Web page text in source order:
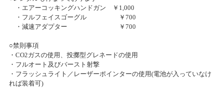
ドリフトイベント「トライアルD in札幌」開催！
2023/10/29(日)～2023/10/29(日)
カテゴリ：ラジコン
T.D.R.2023 HIROSHIMA 開催！
・エアーコッキングハンドガン ￥1,000
・フルフェイスゴーグル ￥700
・減速アダプター ￥700
○禁則事項
・CO2ガスの使用、投擲型グレネードの使用
・フルオート及びバースト射撃
・フラッシュライト／レーザーポインターの使用(電池が入っていなけ
れば装着可)